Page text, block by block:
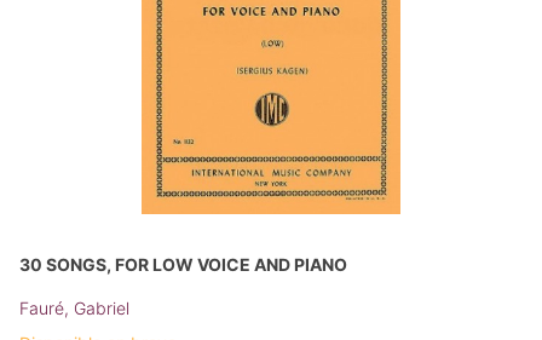
30 SONGS, FOR LOW VOICE AND PIANO
Fauré, Gabriel